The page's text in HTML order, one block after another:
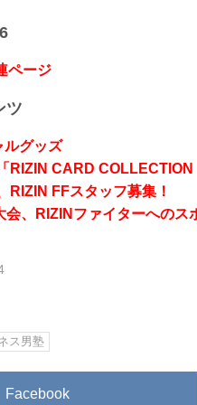
ページ
ツ
グッズ
CARD COLLECTION
FFスタッフ募集！
、RIZINファイターへのス
ス男塾
Facebook